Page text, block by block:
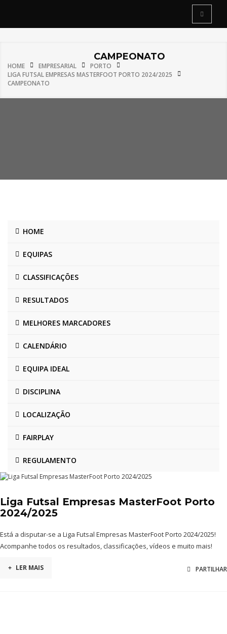
CAMPEONATO
HOME EMPRESARIAL
PORTO
LIGA FUTSAL EMPRESAS MASTERFOOT PORTO 2024/2025
CAMPEONATO
HOME
EQUIPAS
CLASSIFICAÇÕES
RESULTADOS
MELHORES MARCADORES
CALENDÁRIO
EQUIPA IDEAL
DISCIPLINA
LOCALIZAÇÃO
FAIRPLAY
REGULAMENTO
Liga Futsal Empresas MasterFoot Porto
2024/2025
Está a disputar-se a Liga Futsal Empresas MasterFoot Porto 2024/2025!
Acompanhe todos os resultados, classificações, vídeos e muito mais!
+ LER MAIS PARTILHAR